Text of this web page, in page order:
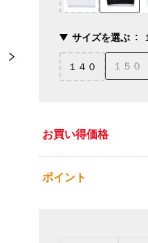
サイズを選ぶ
１４０ １５０
お買い得価格
ポイント